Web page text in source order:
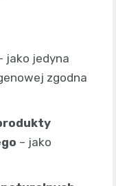
jako jedyna
zgodna
– jako